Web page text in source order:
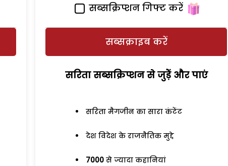
सब्सक्रिप्शन गिफ्ट करें
सब्सक्राइब करें
सरिता सब्सक्रिप्शन से जुड़ेें और पाएं
सरिता मैगजीन का सारा कंटेंट
देश विदेश के राजनैतिक मुद्दे
7000 से ज्यादा कहानियां